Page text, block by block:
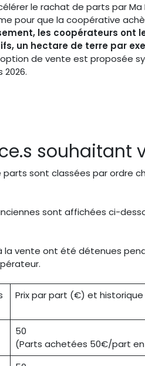
le rachat de parts par
pour que la coopérative
les coopérateurs ont
un hectare de terre par
de vente est proposée
souhaitant
sont classées par ordre
sont affichées ci-
la vente ont été détenues
Prix par part (€) et historique
50
(Parts achetées 50€/part en